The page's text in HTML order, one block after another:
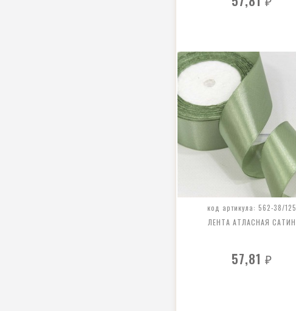
₽
код артикула: 562-38/125
ЛЕНТА АТЛАСНАЯ САТИН
57,81 ₽